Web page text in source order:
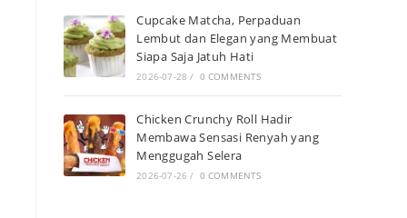
Cupcake Matcha, Perpaduan
Lembut dan Elegan yang Membuat
Siapa Saja Jatuh Hati
2026-07-28 / 0 COMMENTS
Chicken Crunchy Roll Hadir
Membawa Sensasi Renyah yang
Menggugah Selera
2026-07-26 / 0 COMMENTS